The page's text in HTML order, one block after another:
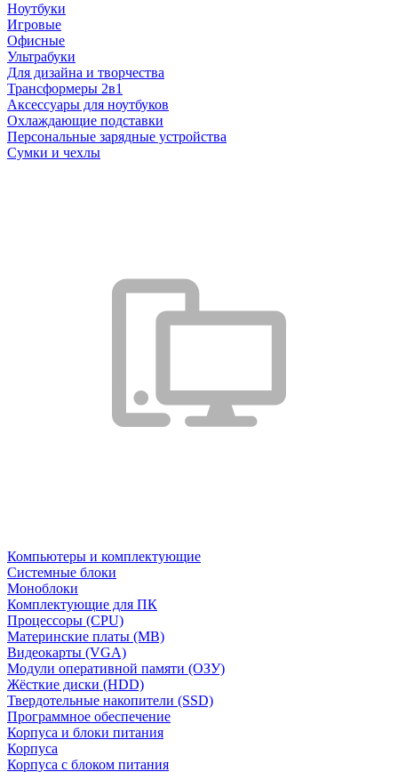
Ноутбуки
Игровые
Офисные
Ультрабуки
Для дизайна и творчества
Трансформеры 2в1
Аксессуары для ноутбуков
Охлаждающие подставки
Персональные зарядные устройства
Сумки и чехлы
Компьютеры и комплектующие
Системные блоки
Моноблоки
Комплектующие для ПК
Процессоры (CPU)
Материнские платы (MB)
Видеокарты (VGA)
Модули оперативной памяти (ОЗУ)
Жёсткие диски (HDD)
Твердотельные накопители (SSD)
Программное обеспечение
Корпуса и блоки питания
Корпуса
Корпуса с блоком питания